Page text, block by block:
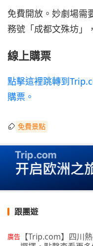
免費開放。妙劇場需
務號「成都文殊坊」
線上購票
點擊這裡跳轉到
購票。
免費景點
跟團遊
廣告 【Trip.com】四川